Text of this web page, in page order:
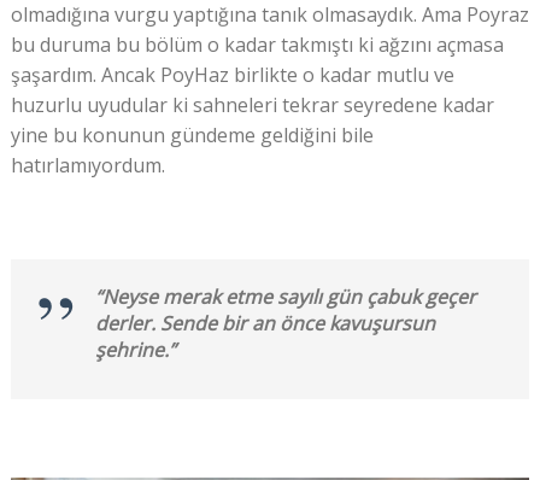
olmadığına vurgu yaptığına tanık olmasaydık. Ama Poyraz
bu duruma bu bölüm o kadar takmıştı ki ağzını açmasa
şaşardım. Ancak PoyHaz birlikte o kadar mutlu ve
huzurlu uyudular ki sahneleri tekrar seyredene kadar
yine bu konunun gündeme geldiğini bile
hatırlamıyordum.
“Neyse merak etme sayılı gün çabuk geçer
derler. Sende bir an önce kavuşursun
şehrine.”